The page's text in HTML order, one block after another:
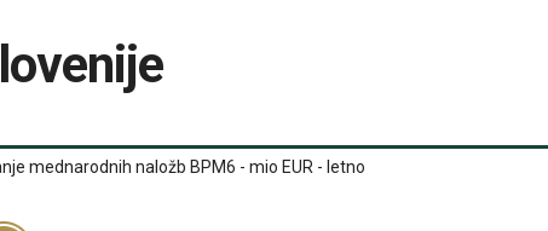
mednarodnih naložb BPM6 - mio EUR - letno